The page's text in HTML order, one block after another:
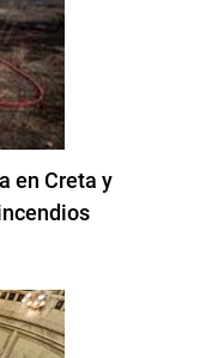
en Creta y